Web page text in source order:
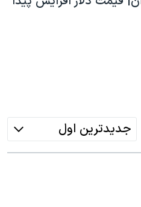
جدیدترین اول